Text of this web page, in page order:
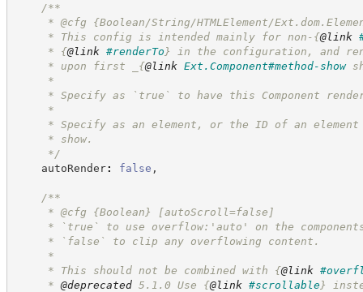
/**
* @cfg {Boolean/String/HTMLElement/
* This config is intended mainly for non- {@link
* {@link #renderTo } in the configuration, and
* upon first _ {@link Ext.Component#method-show
*
* Specify as `true` to have this Component render
*
* Specify as an element, or the ID of an element
* show.
*/
autoRender: false ,
/**
* @cfg {Boolean}
[autoScroll=false]
* `true` to use overflow:'auto' on the components
* `false` to clip any overflowing content.
*
* This should not be combined with {@link
* @deprecated 5.1.0 Use {@link #scrollable}